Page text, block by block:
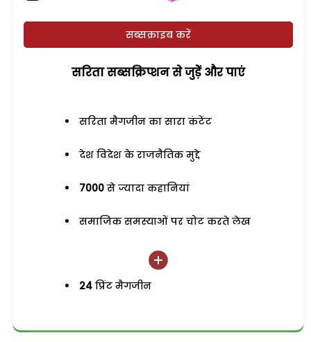
सब्सक्राइब करें
सरिता सब्सक्रिप्शन से जुड़ेें और पाएं
सरिता मैगजीन का सारा कंटेंट
देश विदेश के राजनैतिक मुद्दे
7000 से ज्यादा कहानियां
समाजिक समस्याओं पर चोट करते लेख
24 प्रिंट मैगजीन